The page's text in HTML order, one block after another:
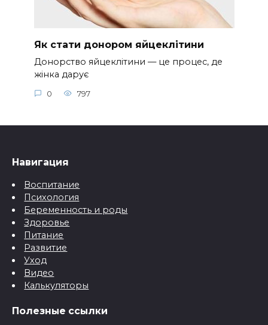
Як стати донором яйцеклітини
Донорство яйцеклітини — це процес, де
жінка дарує
0 797
Навигация
Воспитание
Психология
Беременность и роды
Здоровье
Питание
Развитие
Уход
Видео
Калькуляторы
Полезные ссылки